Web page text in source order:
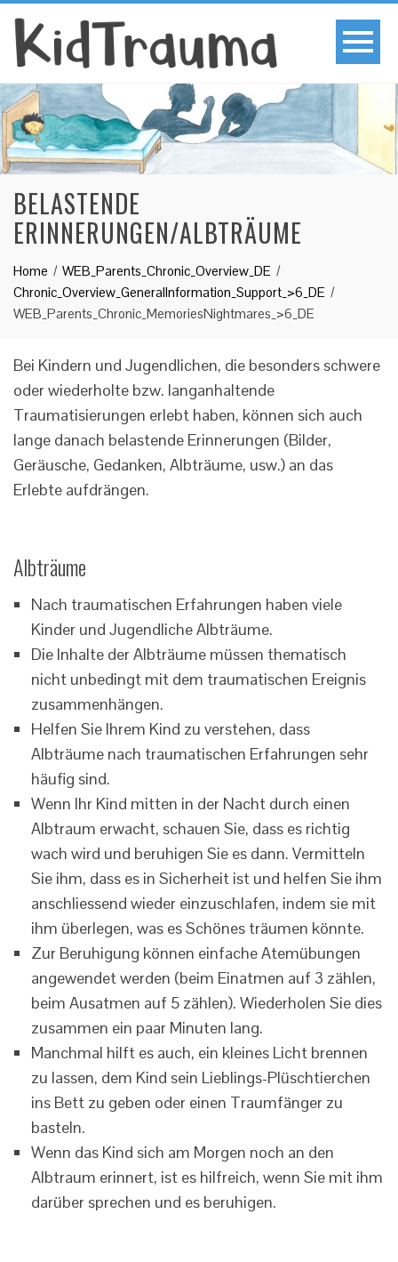
BELASTENDE
ERINNERUNGEN/ALBTRÄUME
Home
WEB_Parents_Chronic_Overview_DE
Chronic_Overview_GeneralInformation_Support_>6_DE
WEB_Parents_Chronic_MemoriesNightmares_>6_DE
Bei Kindern und Jugendlichen, die besonders schwere
oder wiederholte bzw. langanhaltende
Traumatisierungen erlebt haben, können sich auch
lange danach belastende Erinnerungen (Bilder,
Geräusche, Gedanken, Albträume, usw.) an das
Erlebte aufdrängen.
Albträume
Nach traumatischen Erfahrungen haben viele
Kinder und Jugendliche Albträume.
Die Inhalte der Albträume müssen thematisch
nicht unbedingt mit dem traumatischen Ereignis
zusammenhängen.
Helfen Sie Ihrem Kind zu verstehen, dass
Albträume nach traumatischen Erfahrungen sehr
häufig sind.
Wenn Ihr Kind mitten in der Nacht durch einen
Albtraum erwacht, schauen Sie, dass es richtig
wach wird und beruhigen Sie es dann. Vermitteln
Sie ihm, dass es in Sicherheit ist und helfen Sie ihm
anschliessend wieder einzuschlafen, indem sie mit
ihm überlegen, was es Schönes träumen könnte.
Zur Beruhigung können einfache Atemübungen
angewendet werden (beim Einatmen auf 3 zählen,
beim Ausatmen auf 5 zählen). Wiederholen Sie dies
zusammen ein paar Minuten lang.
Manchmal hilft es auch, ein kleines Licht brennen
zu lassen, dem Kind sein Lieblings-Plüschtierchen
ins Bett zu geben oder einen Traumfänger zu
basteln.
Wenn das Kind sich am Morgen noch an den
Albtraum erinnert, ist es hilfreich, wenn Sie mit ihm
darüber sprechen und es beruhigen.